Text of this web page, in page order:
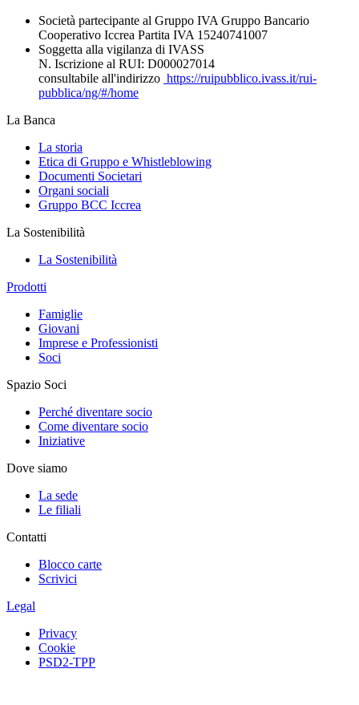
Società partecipante al Gruppo IVA Gruppo Bancario
Cooperativo Iccrea Partita IVA 15240741007
Soggetta alla vigilanza di IVASS
N. Iscrizione al RUI: D000027014
consultabile all'indirizzo https://ruipubblico.ivass.it/rui-
pubblica/ng/#/home
La Banca
La storia
Etica di Gruppo e Whistleblowing
Documenti Societari
Organi sociali
Gruppo BCC Iccrea
La Sostenibilità
La Sostenibilità
Prodotti
Famiglie
Giovani
Imprese e Professionisti
Soci
Spazio Soci
Perché diventare socio
Come diventare socio
Iniziative
Dove siamo
La sede
Le filiali
Contatti
Blocco carte
Scrivici
Legal
Privacy
Cookie
PSD2-TPP